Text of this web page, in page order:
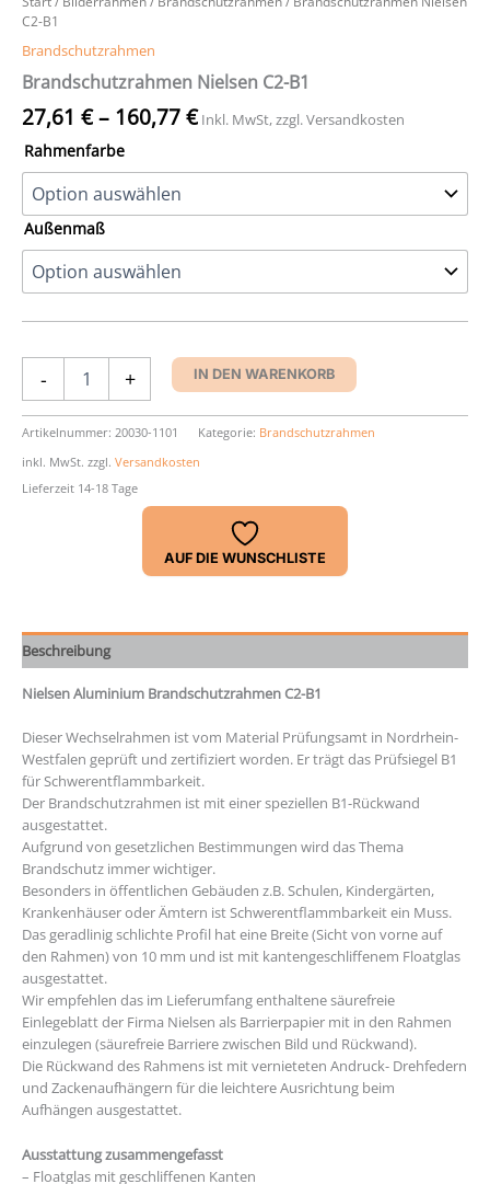
C2-B1
Brandschutzrahmen
Brandschutzrahmen Nielsen C2-B1
27,61 €– 160,77€ Inkl. MwSt, zzgl. Versandkosten
Rahmenfarbe
Außenmaß
-
Nielsen
C2-
B1
Menge
+ IN DEN WARENKORB
Artikelnummer: 20030-1101 Kategorie: Brandschutzrahmen
inkl. MwSt. zzgl. Versandkosten
Lieferzeit 14-18 Tage
AUF DIE WUNSCHLISTE
Beschreibung
Nielsen Aluminium Brandschutzrahmen C2-B1
Dieser Wechselrahmen ist vom Material Prüfungsamt in Nordrhein-
Westfalen geprüft und zertifiziert worden. Er trägt das Prüfsiegel B1
für Schwerentflammbarkeit.
Der Brandschutzrahmen ist mit einer speziellen B1-Rückwand
ausgestattet.
Aufgrund von gesetzlichen Bestimmungen wird das Thema
Brandschutz immer wichtiger.
Besonders in öffentlichen Gebäuden z.B. Schulen, Kindergärten,
Krankenhäuser oder Ämtern ist Schwerentflammbarkeit ein Muss.
Das geradlinig schlichte Profil hat eine Breite (Sicht von vorne auf
den Rahmen) von 10 mm und ist mit kantengeschliffenem Floatglas
ausgestattet.
Wir empfehlen das im Lieferumfang enthaltene säurefreie
Einlegeblatt der Firma Nielsen als Barrierpapier mit in den Rahmen
einzulegen (säurefreie Barriere zwischen Bild und Rückwand).
Die Rückwand des Rahmens ist mit vernieteten Andruck- Drehfedern
und Zackenaufhängern für die leichtere Ausrichtung beim
Aufhängen ausgestattet.
Ausstattung zusammengefasst
– Floatglas mit geschliffenen Kanten